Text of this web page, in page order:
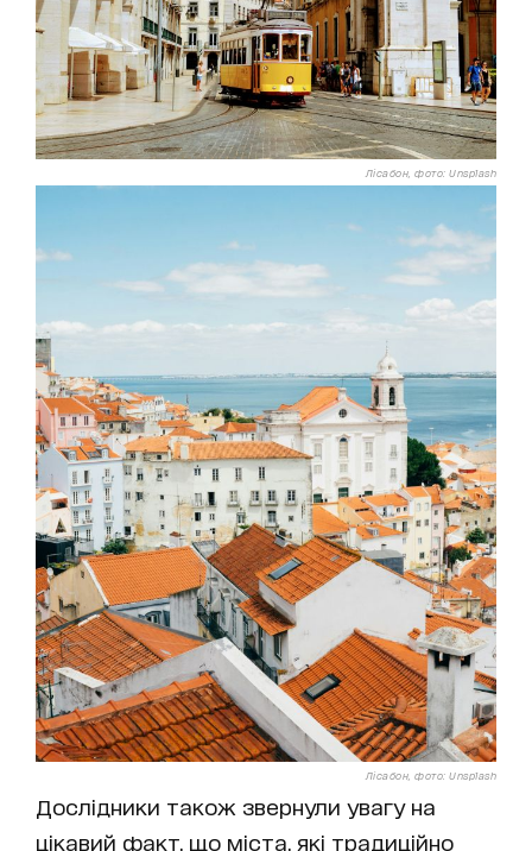
Лісабон, фото: Unsplash
Лісабон, фото: Unsplash
Дослідники також звернули увагу на
цікавий факт, що міста, які традиційно